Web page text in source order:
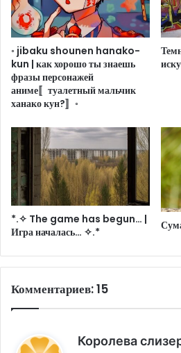
◦ jibaku shounen hanako-
kun | как хорошо ты знаешь
фразы персонажей
аниме〚туалетный мальчик
ханако кун?〛◦
*.✧ The game has begun… |
Игра началась… ✧.*
Комментариев: 15
Королева